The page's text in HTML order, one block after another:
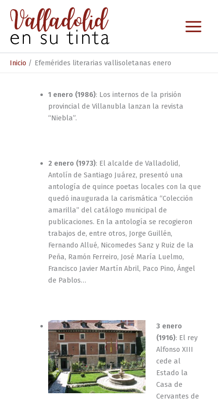
contenido
Inicio Efemérides literarias vallisoletanas enero
1 enero (1986): Los internos de la prisión
provincial de Villanubla lanzan la revista
“Niebla”.
2 enero (1973): El alcalde de Valladolid,
Antolín de Santiago Juárez, presentó una
antología de quince poetas locales con la que
quedó inaugurada la carismática “Colección
amarilla” del catálogo municipal de
publicaciones. En la antología se recogieron
trabajos de, entre otros, Jorge Guillén,
Fernando Allué, Nicomedes Sanz y Ruiz de la
Peña, Ramón Ferreiro, José María Luelmo,
Francisco Javier Martín Abril, Paco Pino, Ángel
de Pablos…
3 enero
(1916): El rey
Alfonso XIII
cede al
Estado la
Casa de
Cervantes de